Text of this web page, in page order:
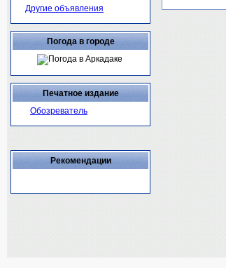
Другие объявления
Погода в городе
Печатное издание
Обозреватель
Рекомендации